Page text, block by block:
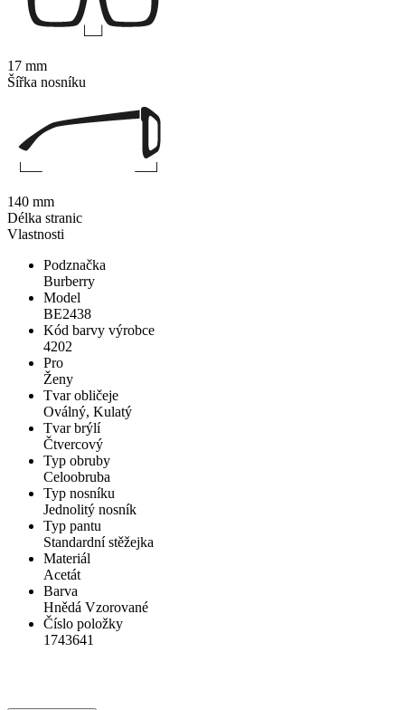
Vlastnosti
Podznačka
Burberry
Model
BE2438
Kód barvy výrobce
4202
Pro
Ženy
Tvar obličeje
Oválný, Kulatý
Tvar brýlí
Čtvercový
Typ obruby
Celoobruba
Typ nosníku
Jednolitý nosník
Typ pantu
Standardní stěžejka
Materiál
Acetát
Barva
Hnědá Vzorované
Číslo položky
1743641
17 mm
Šířka nosníku
140 mm
Délka stranic